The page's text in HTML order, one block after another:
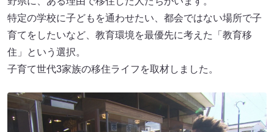
特定の学校に子どもを通わせたい、都会ではない場所で子
育てをしたいなど、教育環境を最優先に考えた「教育移
住」という選択。
子育て世代3家族の移住ライフを取材しました。